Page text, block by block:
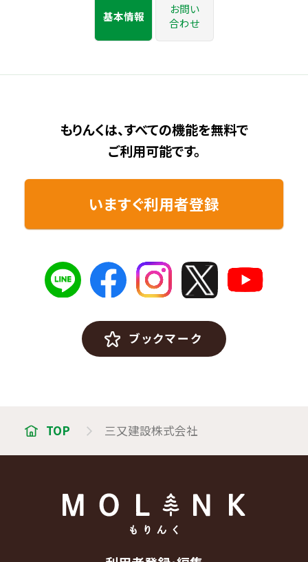
基本情報
お問い
合わせ
もりんくは、すべての機能を無料で
ご利用可能です。
いますぐ利用者登録
ブックマーク
TOP 三又建設株式会社